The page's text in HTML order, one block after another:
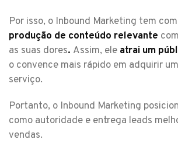
Por isso, o Inbound Marketing tem
produção de conteúdo relevante
as suas dores. Assim, ele atrai um
o convence mais rápido em adquirir
serviço.
Portanto, o Inbound Marketing
como autoridade e entrega leads
vendas.